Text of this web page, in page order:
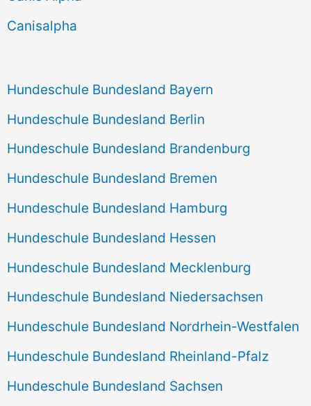
h
Canisalpha
Hundeschule Bundesland Bayern
Hundeschule Bundesland Berlin
Hundeschule Bundesland Brandenburg
Hundeschule Bundesland Bremen
Hundeschule Bundesland Hamburg
Hundeschule Bundesland Hessen
Hundeschule Bundesland Mecklenburg
Hundeschule Bundesland Niedersachsen
Hundeschule Bundesland Nordrhein-Westfalen
Hundeschule Bundesland Rheinland-Pfalz
Hundeschule Bundesland Sachsen